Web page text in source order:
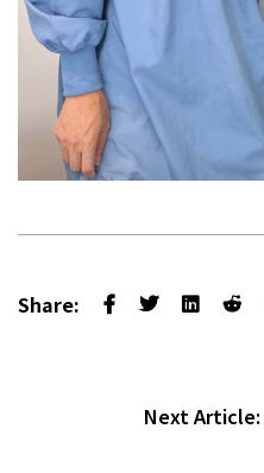
Share:
Next Article: